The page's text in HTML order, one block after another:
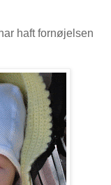
haft fornøjelsen